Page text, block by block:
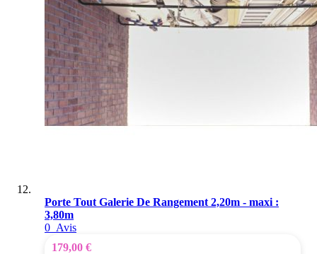
Porte Tout Galerie De Rangement 2,20m - maxi :
3,80m
0 Avis
179,00 €